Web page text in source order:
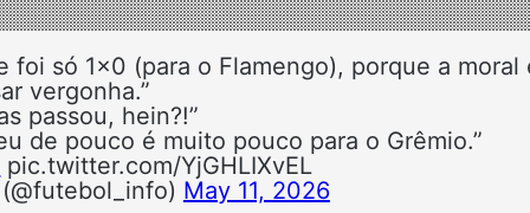
foi só 1x0 (para o Flamengo), porque a moral
vergonha.”
passou, hein?!”
de pouco é muito pouco para o Grêmio.”
pic.twitter.com/YjGHLIXvEL
May 11, 2026